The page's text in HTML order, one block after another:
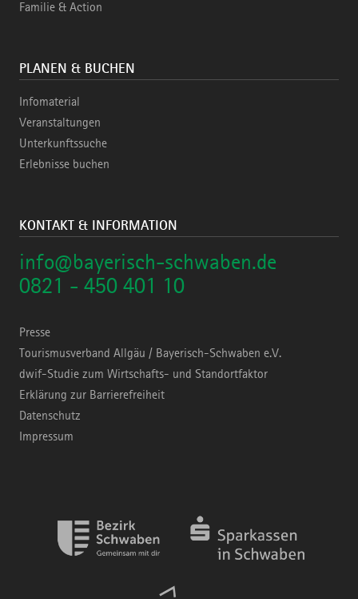
Familie & Action
PLANEN & BUCHEN
Infomaterial
Veranstaltungen
Unterkunftssuche
Erlebnisse buchen
KONTAKT & INFORMATION
info@bayerisch-schwaben.de
0821 - 450 401 10
Presse
Tourismusverband Allgäu / Bayerisch-Schwaben e.V.
dwif-Studie zum Wirtschafts- und Standortfaktor
Erklärung zur Barrierefreiheit
Datenschutz
Impressum